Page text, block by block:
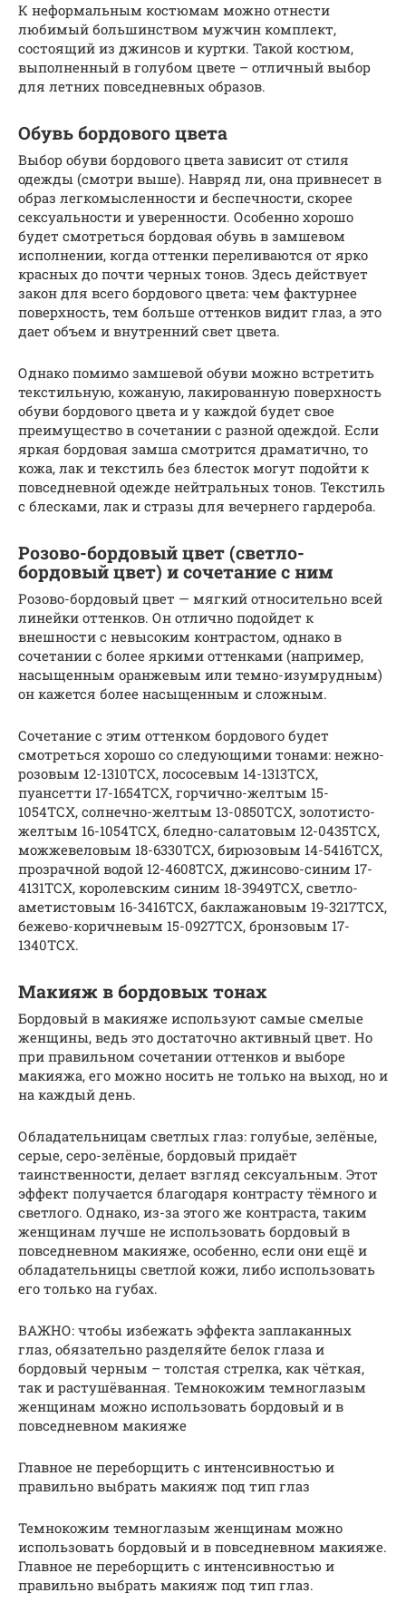
К неформальным костюмам можно отнести
любимый большинством мужчин комплект,
состоящий из джинсов и куртки. Такой костюм,
выполненный в голубом цвете – отличный выбор
для летних повседневных образов.
Обувь бордового цвета
Выбор обуви бордового цвета зависит от стиля
одежды (смотри выше). Навряд ли, она привнесет в
образ легкомысленности и беспечности, скорее
сексуальности и уверенности. Особенно хорошо
будет смотреться бордовая обувь в замшевом
исполнении, когда оттенки переливаются от ярко
красных до почти черных тонов. Здесь действует
закон для всего бордового цвета: чем фактурнее
поверхность, тем больше оттенков видит глаз, а это
дает объем и внутренний свет цвета.
Однако помимо замшевой обуви можно встретить
текстильную, кожаную, лакированную поверхность
обуви бордового цвета и у каждой будет свое
преимущество в сочетании с разной одеждой. Если
яркая бордовая замша смотрится драматично, то
кожа, лак и текстиль без блесток могут подойти к
повседневной одежде нейтральных тонов. Текстиль
с блесками, лак и стразы для вечернего гардероба.
Розово-бордовый цвет (светло-
бордовый цвет) и сочетание с ним
Розово-бордовый цвет — мягкий относительно всей
линейки оттенков. Он отлично подойдет к
внешности с невысоким контрастом, однако в
сочетании с более яркими оттенками (например,
насыщенным оранжевым или темно-изумрудным)
он кажется более насыщенным и сложным.
Сочетание с этим оттенком бордового будет
смотреться хорошо со следующими тонами: нежно-
розовым 12-1310ТСХ, лососевым 14-1313ТСХ,
пуансетти 17-1654ТСХ, горчично-желтым 15-
1054ТСХ, солнечно-желтым 13-0850ТСХ, золотисто-
желтым 16-1054ТСХ, бледно-салатовым 12-0435ТСХ,
можжевеловым 18-6330ТСХ, бирюзовым 14-5416ТСХ,
прозрачной водой 12-4608ТСХ, джинсово-синим 17-
4131ТСХ, королевским синим 18-3949ТСХ, светло-
аметистовым 16-3416ТСХ, баклажановым 19-3217ТСХ,
бежево-коричневым 15-0927ТСХ, бронзовым 17-
1340ТСХ.
Макияж в бордовых тонах
Бордовый в макияже используют самые смелые
женщины, ведь это достаточно активный цвет. Но
при правильном сочетании оттенков и выборе
макияжа, его можно носить не только на выход, но и
на каждый день.
Обладательницам светлых глаз: голубые, зелёные,
серые, серо-зелёные, бордовый придаёт
таинственности, делает взгляд сексуальным. Этот
эффект получается благодаря контрасту тёмного и
светлого. Однако, из-за этого же контраста, таким
женщинам лучше не использовать бордовый в
повседневном макияже, особенно, если они ещё и
обладательницы светлой кожи, либо использовать
его только на губах.
ВАЖНО: чтобы избежать эффекта заплаканных
глаз, обязательно разделяйте белок глаза и
бордовый черным – толстая стрелка, как чёткая,
так и растушёванная. Темнокожим темноглазым
женщинам можно использовать бордовый и в
повседневном макияже
Главное не переборщить с интенсивностью и
правильно выбрать макияж под тип глаз
Темнокожим темноглазым женщинам можно
использовать бордовый и в повседневном макияже.
Главное не переборщить с интенсивностью и
правильно выбрать макияж под тип глаз.